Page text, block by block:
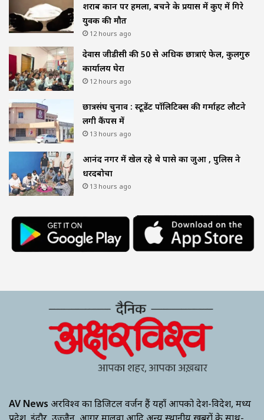
शराब दुकान पर हमला, बचने के प्रयास में कुए में गिरे
युवक की मौत
12 hours ago
देवास जीडीसी की 50 से अधिक छात्राएं फेल, कुलगुरु
कार्यालय घेरा
12 hours ago
छात्रसंघ चुनाव : स्टूडेंट पॉलिटिक्स की गर्माहट लौटने
लगी कैंपस में
13 hours ago
आनंद नगर में खेल रहे थे पासे का जुआ , पुलिस ने
धरदबोचा
13 hours ago
AV News अक्षरविश्व का डिजिटल वर्जन हैं यहाँ आपको देश-विदेश, मध्य